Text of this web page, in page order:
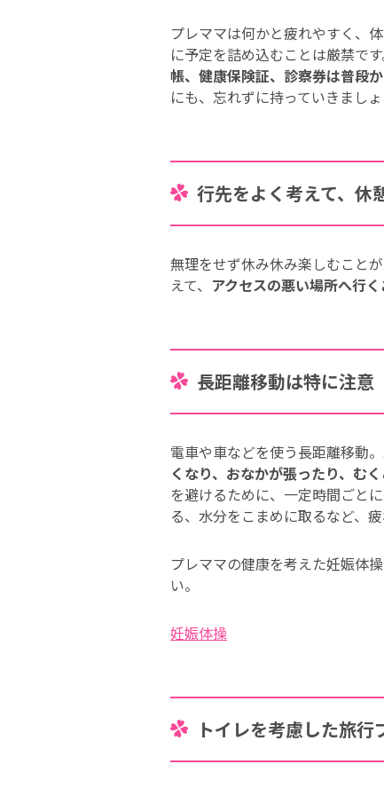
プレママは何かと疲れやすく、
に予定を詰め込むことは厳禁で
帳、健康保険証、診察券は普段
にも、忘れずに持っていきましょ
行先をよく考えて、休
無理をせず休み休み楽しむこと
えて、 アクセスの悪い場所へ行
長距離移動は特に注意
電車や車などを使う長距離移動。
くなり、おなかが張ったり、む
を避けるために、一定時間ごと
る、水分をこまめに取るなど、
プレママの健康を考えた妊娠体
い。
妊娠体操
トイレを考慮した旅行